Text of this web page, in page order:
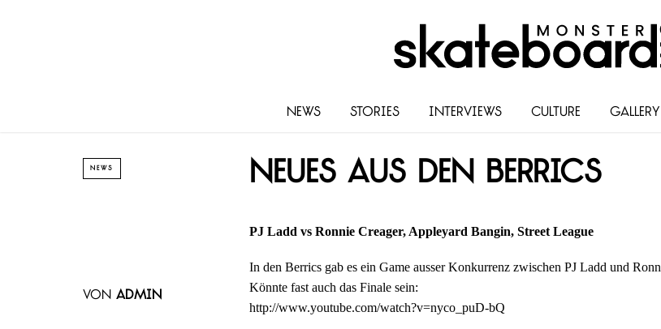
News Stories Interviews Culture Gallery
NEWS Neues aus den Berrics
von admin
PJ Ladd vs Ronnie Creager, Appleyard Bangin, Street League
In den Berrics gab es ein Game ausser Konkurrenz zwischen PJ Ladd und
Könnte fast auch das Finale sein:
http://www.youtube.com/watch?v=nyco_puD-bQ